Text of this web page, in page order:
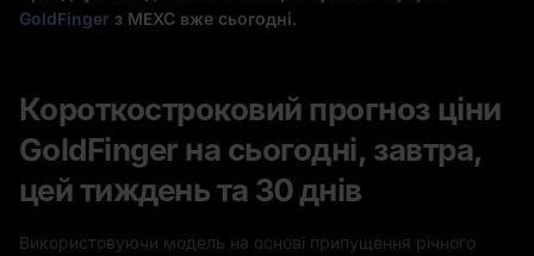
GoldFinger з MEXC вже сьогодні.
Короткостроковий прогноз ціни
GoldFinger на сьогодні, завтра,
цей тиждень та 30 днів
Використовуючи модель на основі припущення річного